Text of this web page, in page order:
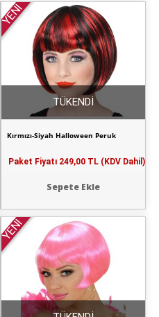
YENİ
Kırmızı-Siyah Halloween Peruk
Paket Fiyatı 249,00 TL (KDV Dahil)
Sepete Ekle
TÜKENDİ
YENİ